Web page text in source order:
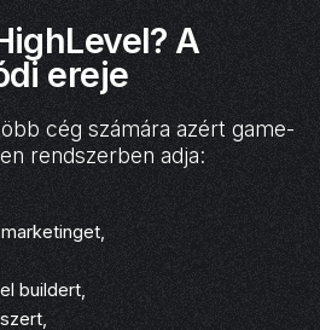
A
ereje
cég számára azért game-
rendszerben adja:
buildert,